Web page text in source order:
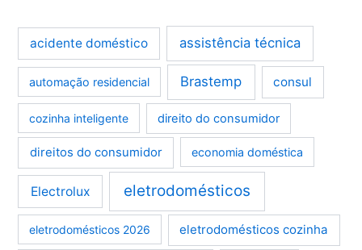
acidente doméstico assistência técnica
automação residencial Brastemp consul
cozinha inteligente direito do consumidor
direitos do consumidor economia doméstica
Electrolux eletrodomésticos
eletrodomésticos 2026 eletrodomésticos cozinha